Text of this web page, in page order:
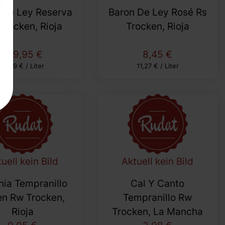
De Ley Reserva
Rioja
139,95 €
27,99 € / Liter
Baron De Ley Rosé Rs
Trocken, Rioja
8,45 €
11,27 € / Liter
kein Bild
Tempranillo
Rw Trocken,
Rioja
Aktuell kein Bild
Cal Y Canto
Tempranillo Rw
Trocken, La Mancha